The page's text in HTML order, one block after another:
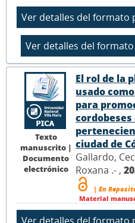
Texto
manuscrito |
Documento
electrónico
El rol de la
usado
para
ciudad de
Gallardo,
Roxana .- ,
| En
Material